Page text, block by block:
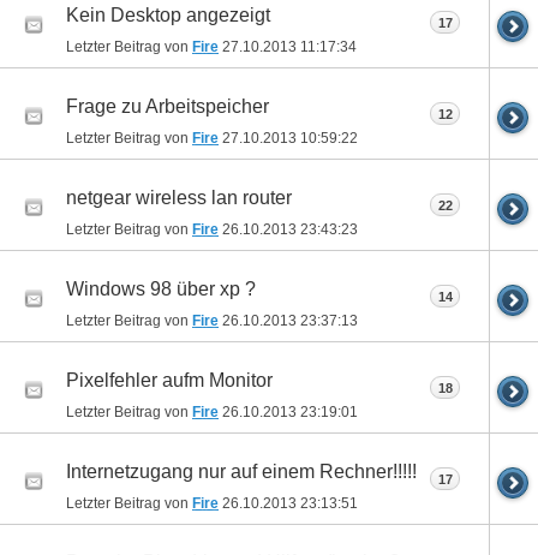
Kein Desktop angezeigt
Letzter Beitrag von Fire 27.10.2013 11:17:34
17
Frage zu Arbeitspeicher
Letzter Beitrag von Fire 27.10.2013 10:59:22
12
netgear wireless lan router
Letzter Beitrag von Fire 26.10.2013 23:43:23
22
Windows 98 über xp ?
Letzter Beitrag von Fire 26.10.2013 23:37:13
14
Pixelfehler aufm Monitor
Letzter Beitrag von Fire 26.10.2013 23:19:01
18
Internetzugang nur auf einem Rechner!!!!!
Letzter Beitrag von Fire 26.10.2013 23:13:51
17